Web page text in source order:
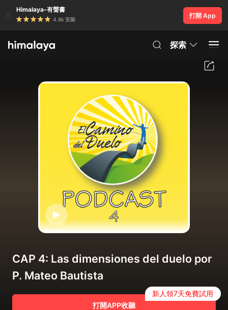
Himalaya-有聲書
4.8k 安裝
打開 App
探索
CAP 4: Las dimensiones del duelo por
P. Mateo Bautista
打開APP收聽
新人領7天免費試用